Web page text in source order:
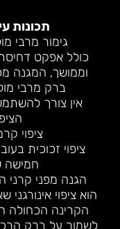
תכונות
גימור מרבי
כולל אפקט
וממושך, המגנה
ברק מרבי
אין צורך
ציפוי
חמישה
הגנה מפני קרני
הוא ציפוי אינורגני
הקרינה הכחולה
לשמור על ברק